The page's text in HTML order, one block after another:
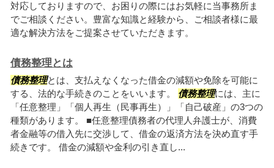
対応しておりますので、お困りの際にはお気軽に当事務所ま
でご相談ください。豊富な知識と経験から、ご相談者様に最
適な解決方法をご提案させていただきます。
債務整理とは
債務整理とは、支払えなくなった借金の減額や免除を可能に
する、法的な手続きのことをいいます。 債務整理には、主に
「任意整理」「個人再生（民事再生）」「自己破産」の3つの
種類があります。 ■任意整理債務者の代理人弁護士が、消費
者金融等の借入先に交渉して、借金の返済方法を決め直す手
続きです。 借金の減額や金利の引き直し...